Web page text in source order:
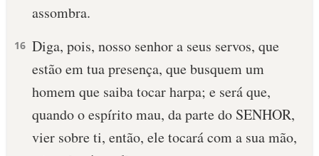
assombra.
16 Diga, pois, nosso senhor a seus servos, que
estão em tua presença, que busquem um
homem que saiba tocar harpa; e será que,
quando o espírito mau, da parte do SENHOR,
vier sobre ti, então, ele tocará com a sua mão,